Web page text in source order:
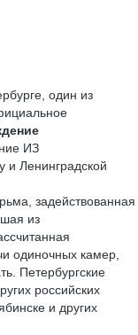
один из
ИЗ
и Ленинградской
задействованная
из
одиночных камер,
Петербургские
российских
и других